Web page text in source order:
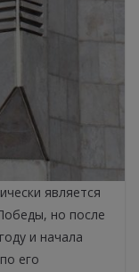
является
но после
и начала
его